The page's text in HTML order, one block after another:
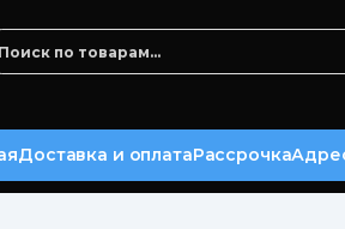
Доставка и оплатаРассрочка